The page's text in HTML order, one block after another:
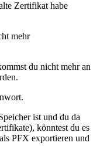
Zertifikat habe
mehr
du nicht mehr an
ist und du da
könntest du es
PFX exportieren und